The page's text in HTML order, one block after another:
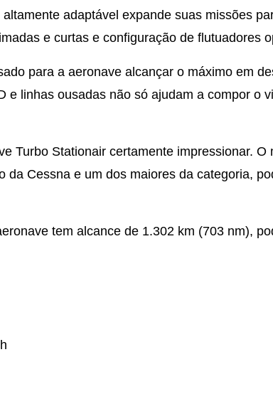
adaptável expande suas missões
e curtas e configuração de flutuadores
para a aeronave alcançar o máximo em
e linhas ousadas não só ajudam a compor o
Turbo Stationair certamente impressionar. O
Cessna e um dos maiores da categoria,
tem alcance de 1.302 km (703 nm),